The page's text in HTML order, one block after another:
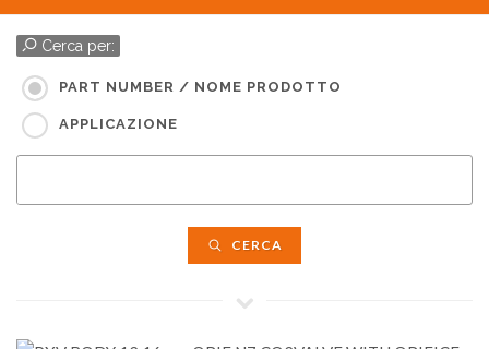
Cerca per:
PART NUMBER / NOME PRODOTTO
APPLICAZIONE
CERCA